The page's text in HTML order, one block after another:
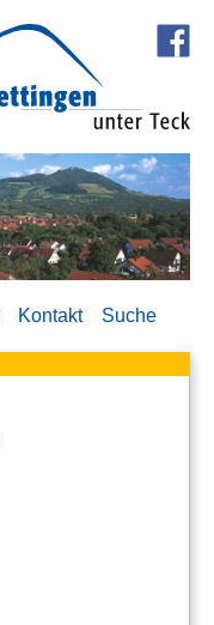
Kontakt Suche